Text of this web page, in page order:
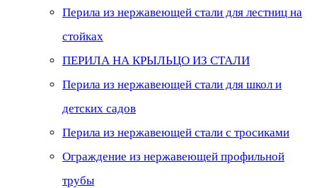
Перила из нержавеющей стали для лестниц на
стойках
ПЕРИЛА НА КРЫЛЬЦО ИЗ СТАЛИ
Перила из нержавеющей стали для школ и
детских садов
Перила из нержавеющей стали с тросиками
Ограждение из нержавеющей профильной
трубы